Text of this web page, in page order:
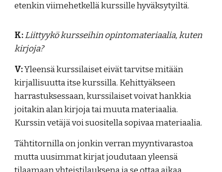
etenkin viimehetkellä kurssille hyväksytyiltä.
K:Liittyykö kursseihin opintomateriaalia, kuten
kirjoja?
V:Yleensä kurssilaiset eivät tarvitse mitään
kirjallisuutta itse kurssilla. Kehittyäkseen
harrastuksessaan, kurssilaiset voivat hankkia
joitakin alan kirjoja tai muuta materiaalia.
Kurssin vetäjä voi suositella sopivaa materiaalia.
Tähtitornilla on jonkin verran myyntivarastoa
mutta uusimmat kirjat joudutaan yleensä